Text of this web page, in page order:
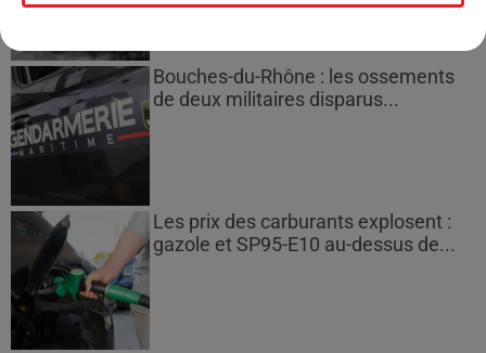
Bouches-du-Rhône : les ossements
de deux militaires disparus...
Les prix des carburants explosent :
gazole et SP95-E10 au-dessus de...